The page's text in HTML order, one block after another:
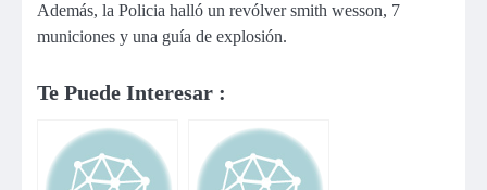
Además, la Policia halló un revólver smith wesson, 7
municiones y una guía de explosión.
Te Puede Interesar :